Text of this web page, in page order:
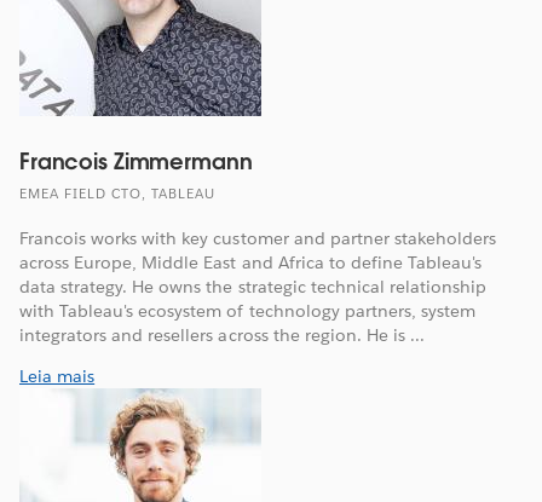
Francois Zimmermann
EMEA FIELD CTO, TABLEAU
Francois works with key customer and partner stakeholders
across Europe, Middle East and Africa to define Tableau's
data strategy. He owns the strategic technical relationship
with Tableau's ecosystem of technology partners, system
integrators and resellers across the region. He is ...
Leia mais